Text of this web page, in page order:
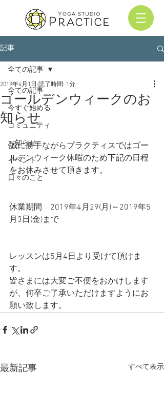
記事
全ての記事
今すぐ始める
コミュニティ
お知らせ
イベント
日々のこと
全ての記事
ゴールデンウィークのお
知らせ
2019年4月1日 読了時間: 1分
誠に勝手ながらプラクティスではゴー
ルデンウィーク休暇のため下記の日程
をお休みさせて頂きます。
休業期間　2019年4月29(月)～2019年5
月3日(金)まで
レッスンは5月4日より受けて頂けま
す。
皆さまには大変ご不便をおかけします
が、何卒ご了承いただけますようにお
願い致します。
最新記事 すべて表示